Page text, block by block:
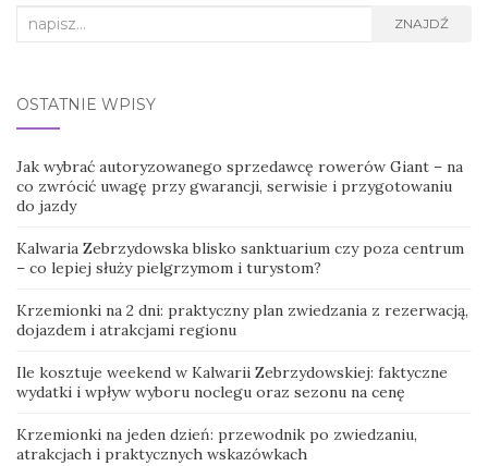
Search
ZNAJDŹ
OSTATNIE WPISY
Jak wybrać autoryzowanego sprzedawcę rowerów Giant – na
co zwrócić uwagę przy gwarancji, serwisie i przygotowaniu
do jazdy
Kalwaria Zebrzydowska blisko sanktuarium czy poza centrum
– co lepiej służy pielgrzymom i turystom?
Krzemionki na 2 dni: praktyczny plan zwiedzania z rezerwacją,
dojazdem i atrakcjami regionu
Ile kosztuje weekend w Kalwarii Zebrzydowskiej: faktyczne
wydatki i wpływ wyboru noclegu oraz sezonu na cenę
Krzemionki na jeden dzień: przewodnik po zwiedzaniu,
atrakcjach i praktycznych wskazówkach